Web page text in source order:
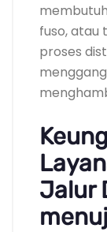
fuso, atau
proses
Jalur